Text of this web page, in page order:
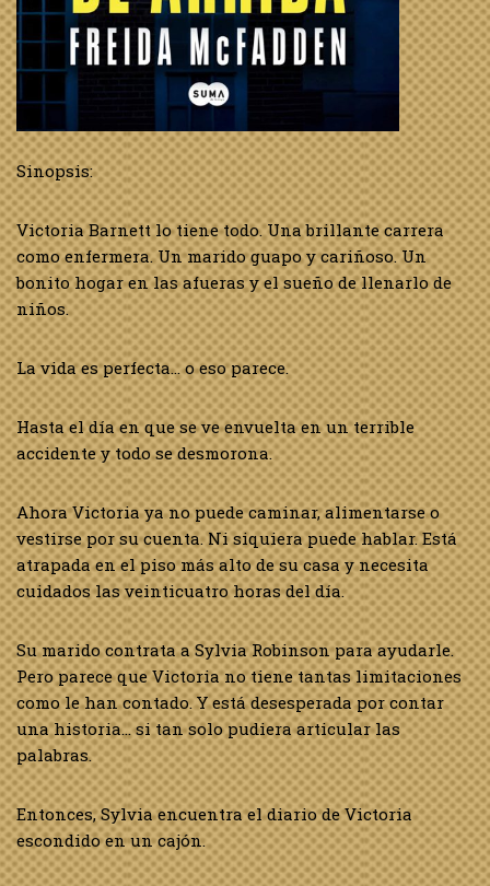
Sinopsis:
Victoria Barnett lo tiene todo. Una brillante carrera
como enfermera. Un marido guapo y cariñoso. Un
bonito hogar en las afueras y el sueño de llenarlo de
niños.
La vida es perfecta… o eso parece.
Hasta el día en que se ve envuelta en un terrible
accidente y todo se desmorona.
Ahora Victoria ya no puede caminar, alimentarse o
vestirse por su cuenta. Ni siquiera puede hablar. Está
atrapada en el piso más alto de su casa y necesita
cuidados las veinticuatro horas del día.
Su marido contrata a Sylvia Robinson para ayudarle.
Pero parece que Victoria no tiene tantas limitaciones
como le han contado. Y está desesperada por contar
una historia… si tan solo pudiera articular las
palabras.
Entonces, Sylvia encuentra el diario de Victoria
escondido en un cajón.